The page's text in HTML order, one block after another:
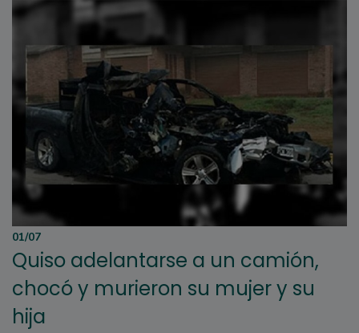
01/07
Quiso adelantarse a un camión,
chocó y murieron su mujer y su
hija